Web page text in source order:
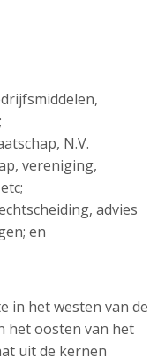
N.V.
vereniging,
advies
en
in het westen van de
het oosten van het
uit de kernen